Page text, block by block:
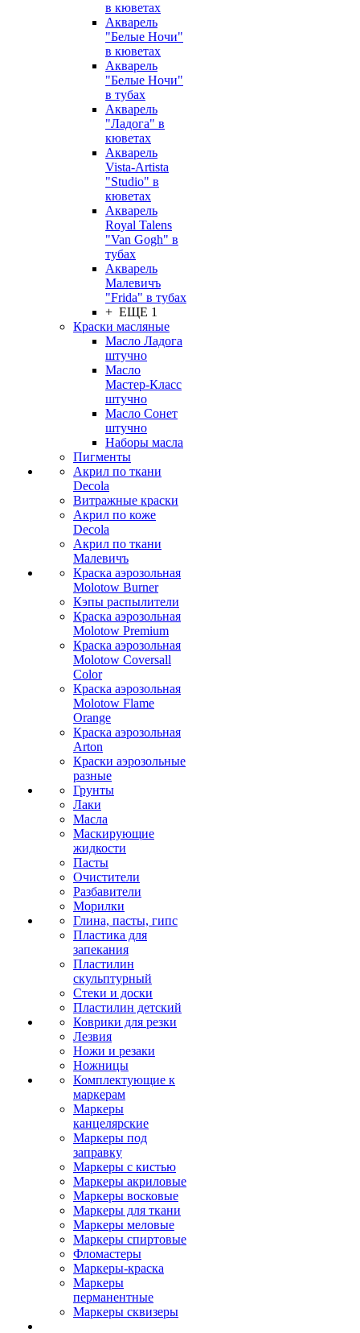
в кюветах
Акварель
"Белые Ночи"
в кюветах
Акварель
"Белые Ночи"
в тубах
Акварель
"Ладога" в
кюветах
Акварель
Vista-Artista
"Studio" в
кюветах
Акварель
Royal Talens
"Van Gogh" в
тубах
Акварель
Малевичъ
"Frida" в тубах
+ ЕЩЕ 1
Краски масляные
Масло Ладога
штучно
Масло
Мастер-Класс
штучно
Масло Сонет
штучно
Наборы масла
Пигменты
Акрил по ткани
Decola
Витражные краски
Акрил по коже
Decola
Акрил по ткани
Малевичъ
Краска аэрозольная
Molotow Burner
Кэпы распылители
Краска аэрозольная
Molotow Premium
Краска аэрозольная
Molotow Coversall
Color
Краска аэрозольная
Molotow Flame
Orange
Краска аэрозольная
Arton
Краски аэрозольные
разные
Грунты
Лаки
Масла
Маскирующие
жидкости
Пасты
Очистители
Разбавители
Морилки
Глина, пасты, гипс
Пластика для
запекания
Пластилин
скульптурный
Стеки и доски
Пластилин детский
Коврики для резки
Лезвия
Ножи и резаки
Ножницы
Комплектующие к
маркерам
Маркеры
канцелярские
Маркеры под
заправку
Маркеры с кистью
Маркеры акриловые
Маркеры восковые
Маркеры для ткани
Маркеры меловые
Маркеры спиртовые
Фломастеры
Маркеры-краска
Маркеры
перманентные
Маркеры сквизеры